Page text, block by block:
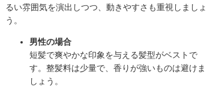
るい雰囲気を演出しつつ、動きやすさも重視しましょ
う。
男性の場合
短髪で爽やかな印象を与える髪型がベストで
す。整髪料は少量で、香りが強いものは避けま
しょう。